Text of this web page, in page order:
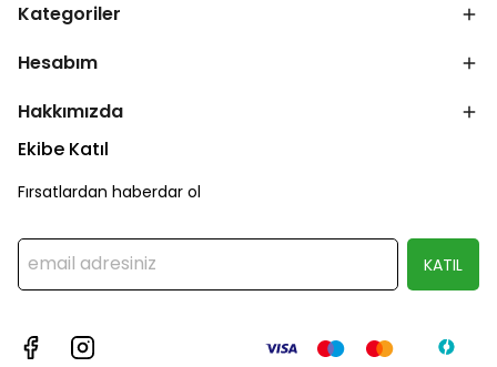
Kategoriler
Hesabım
Hakkımızda
Ekibe Katıl
Fırsatlardan haberdar ol
KATIL